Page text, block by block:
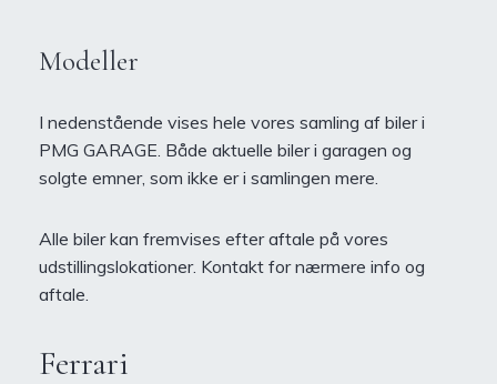
Modeller
I nedenstående vises hele vores samling af biler i
PMG GARAGE. Både aktuelle biler i garagen og
solgte emner, som ikke er i samlingen mere.
Alle biler kan fremvises efter aftale på vores
udstillingslokationer. Kontakt for nærmere info og
aftale.
Ferrari